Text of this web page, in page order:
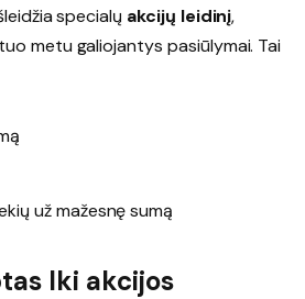
specialų akcijų leidinį,
metu galiojantys pasiūlymai. Tai
už mažesnę sumą
Iki akcijos